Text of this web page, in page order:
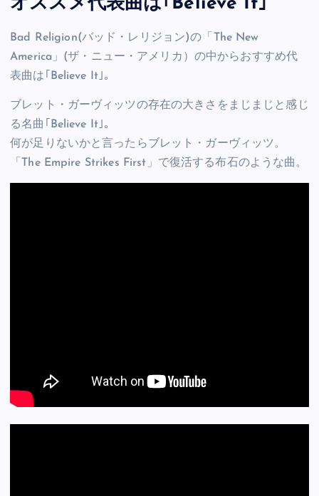
オススメ代表曲は｢Believe It｣
Bad Religion(バッド・レリジョン)の「The New
America」(ザ・ニュー・アメリカ）の中からおすすめ代
表曲は｢Believe It｣。
ブレット・ガーヴィッツの存在の大きさをまじまじと感じ
る名曲｢Believe It｣。
何が足りないかと言ったらブレット・ガーヴィッツ。
「The Empire Strikes First」で復活する布石のような曲。